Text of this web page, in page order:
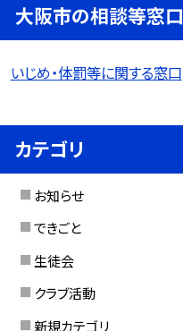
大阪市の相談等窓口
いじめ・体罰等に関する窓口
カテゴリ
お知らせ
できごと
生徒会
クラブ活動
新規カテゴリ